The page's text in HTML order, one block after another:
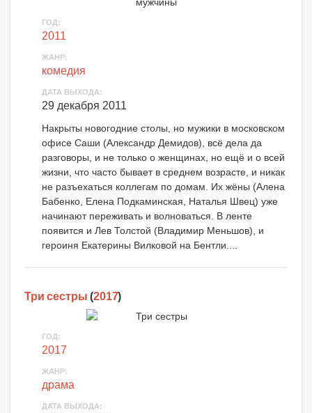
ГОД:
2011
ЖАНР:
комедия
ДАТА ВЫХОДА:
29 декабря 2011
Накрыты новогодние столы, но мужики в московском
офисе Саши (Александр Демидов), всё дела да
разговоры, и не только о женщинах, но ещё и о всей
жизни, что часто бывает в среднем возрасте, и никак
не разъехаться коллегам по домам. Их жёны (Алена
Бабенко, Елена Подкаминская, Наталья Швец) уже
начинают переживать и волноваться. В ленте
появится и Лев Толстой (Владимир Меньшов), и
героиня Екатерины Вилковой на Бентли....
Три сестры (2017)
ГОД:
2017
ЖАНР:
драма
ДАТА ВЫХОДА: